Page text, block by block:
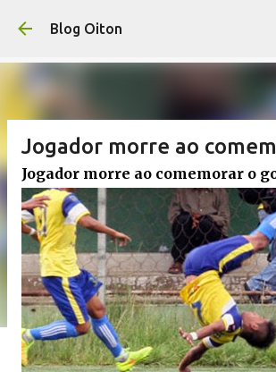
Pular para o conteúdo
Blog Oiton
Jogador morre ao
Jogador morre ao comemorar o